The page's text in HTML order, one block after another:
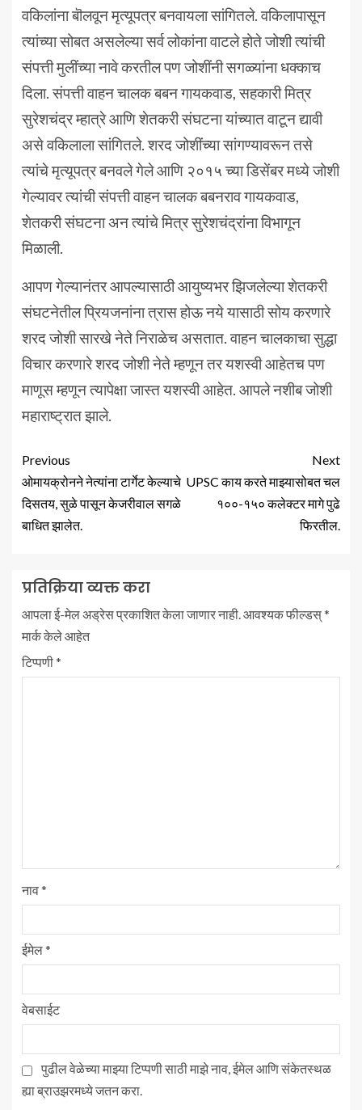
वकिलांना बॊलवून मृत्यूपत्र बनवायला सांगितले. वकिलापासून
त्यांच्या सोबत असलेल्या सर्व लोकांना वाटले होते जोशी त्यांची
संपत्ती मुलींच्या नावे करतील पण जोशींनी सगळ्यांना धक्काच
दिला. संपत्ती वाहन चालक बबन गायकवाड, सहकारी मित्र
सुरेशचंद्र म्हात्रे आणि शेतकरी संघटना यांच्यात वाटून द्यावी
असे वकिलाला सांगितले. शरद जोशींच्या सांगण्यावरून तसे
त्यांचे मृत्यूपत्र बनवले गेले आणि २०१५ च्या डिसेंबर मध्ये जोशी
गेल्यावर त्यांची संपत्ती वाहन चालक बबनराव गायकवाड,
शेतकरी संघटना अन त्यांचे मित्र सुरेशचंद्रांना विभागून
मिळाली.
आपण गेल्यानंतर आपल्यासाठी आयुष्यभर झिजलेल्या शेतकरी
संघटनेतील प्रियजनांना त्रास होऊ नये यासाठी सोय करणारे
शरद जोशी सारखे नेते निराळेच असतात. वाहन चालकाचा सुद्धा
विचार करणारे शरद जोशी नेते म्हणून तर यशस्वी आहेतच पण
माणूस म्हणून त्यापेक्षा जास्त यशस्वी आहेत. आपले नशीब जोशी
महाराष्ट्रात झाले.
Previous
ओमायक्रोनने नेत्यांना टार्गेट केल्याचे
दिसतय, सुळे पासून केजरीवाल सगळे
बाधित झालेत.
Next
UPSC काय करते माझ्यासोबत चल
१००-१५० कलेक्टर मागे पुढे
फिरतील.
प्रतिक्रिया व्यक्त करा
आपला ई-मेल अड्रेस प्रकाशित केला जाणार नाही.आवश्यक फील्डस्*
मार्क केले आहेत
टिप्पणी*
नाव*
ईमेल*
वेबसाईट
पुढील वेळेच्या माझ्या टिप्पणी साठी माझे नाव, ईमेल आणि संकेतस्थळ
ह्या ब्राउझरमध्ये जतन करा.